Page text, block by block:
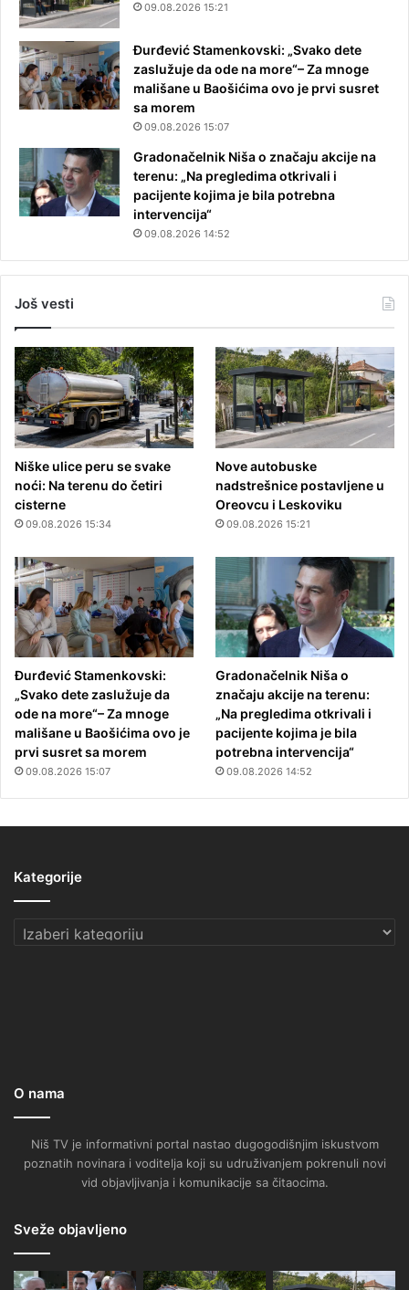
09.08.2026 15:21
Đurđević Stamenkovski: „Svako dete
zaslužuje da ode na more“– Za mnoge
mališane u Baošićima ovo je prvi susret
sa morem
09.08.2026 15:07
Gradonačelnik Niša o značaju akcije na
terenu: „Na pregledima otkrivali i
pacijente kojima je bila potrebna
intervencija“
09.08.2026 14:52
Još vesti
Niške ulice peru se svake
noći: Na terenu do četiri
cisterne
09.08.2026 15:34
Nove autobuske
nadstrešnice postavljene u
Oreovcu i Leskoviku
09.08.2026 15:21
Đurđević Stamenkovski:
„Svako dete zaslužuje da
ode na more“– Za mnoge
mališane u Baošićima ovo je
prvi susret sa morem
09.08.2026 15:07
Gradonačelnik Niša o
značaju akcije na terenu:
„Na pregledima otkrivali i
pacijente kojima je bila
potrebna intervencija“
09.08.2026 14:52
Kategorije
Kategorije
O nama
Niš TV je informativni portal nastao dugogodišnjim iskustvom
poznatih novinara i voditelja koji su udruživanjem pokrenuli novi
vid objavljivanja i komunikacije sa čitaocima.
Sveže objavljeno